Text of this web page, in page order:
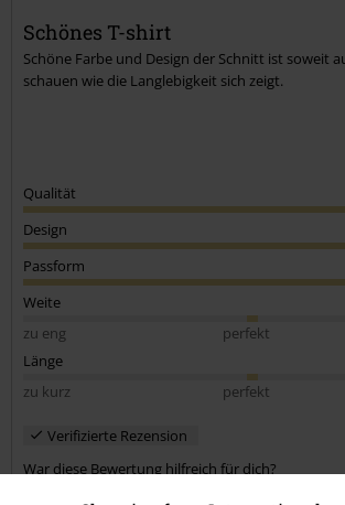
Schönes T-shirt
Schöne Farbe und Design der Schnitt ist soweit
schauen wie die Langlebigkeit sich zeigt.
Qualität
Design
Passform
Weite
zu eng
perfekt
Länge
zu kurz
perfekt
Verifizierte Rezension
War diese Bewertung hilfreich für dich?